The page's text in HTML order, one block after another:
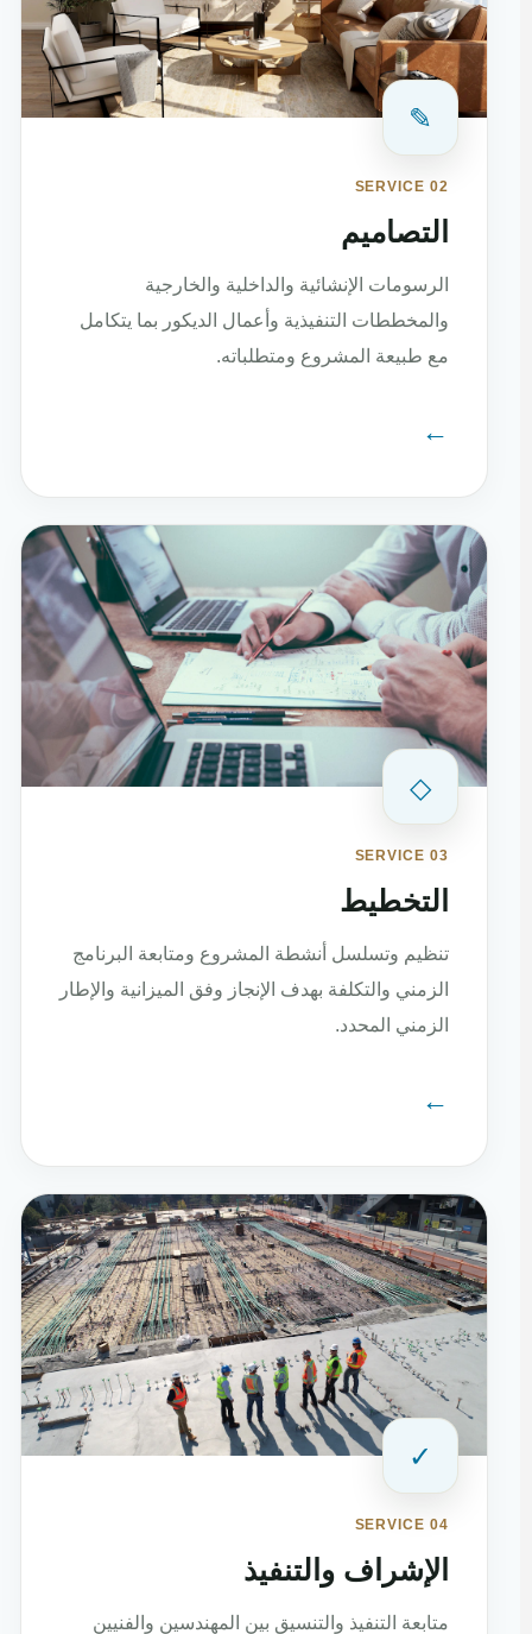
✎
SERVICE 02
التصاميم
الرسومات الإنشائية والداخلية والخارجية
والمخططات التنفيذية وأعمال الديكور بما يتكامل
مع طبيعة المشروع ومتطلباته.
←
◇
SERVICE 03
التخطيط
تنظيم وتسلسل أنشطة المشروع ومتابعة البرنامج
الزمني والتكلفة بهدف الإنجاز وفق الميزانية والإطار
الزمني المحدد.
←
✓
SERVICE 04
الإشراف والتنفيذ
متابعة التنفيذ والتنسيق بين المهندسين والفنيين